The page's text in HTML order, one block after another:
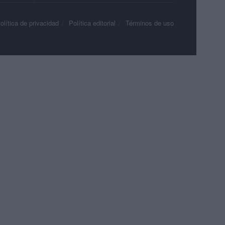
de privacidad Política editorial Términos de uso